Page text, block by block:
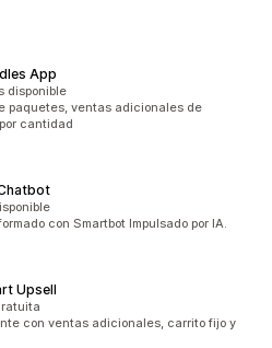
App
disponible
paquetes, ventas adicionales de
cantidad
con Smartbot Impulsado por IA.
Upsell
con ventas adicionales, carrito fijo y